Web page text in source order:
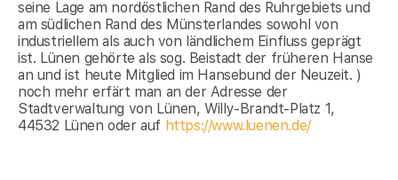
seine Lage am nordöstlichen Rand des Ruhrgebiets und
am südlichen Rand des Münsterlandes sowohl von
industriellem als auch von ländlichem Einfluss geprägt
ist. Lünen gehörte als sog. Beistadt der früheren Hanse
an und ist heute Mitglied im Hansebund der Neuzeit. )
noch mehr erfärt man an der Adresse der
Stadtverwaltung von Lünen, Willy-Brandt-Platz 1,
44532 Lünen oder auf https://www.luenen.de/